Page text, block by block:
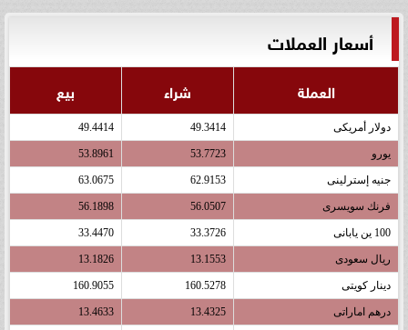
أسعار العملات
العملة شراء بيع
دولار أمريكى 49.3414
49.4414
يورو 53.7723
53.8961
جنيه إسترلينى 62.9153
63.0675
فرنك سويسرى 56.0507
56.1898
100 ين يابانى 33.3726
33.4470
ريال سعودى 13.1553
13.1826
دينار كويتى 160.5278
160.9055
درهم اماراتى 13.4325
13.4633